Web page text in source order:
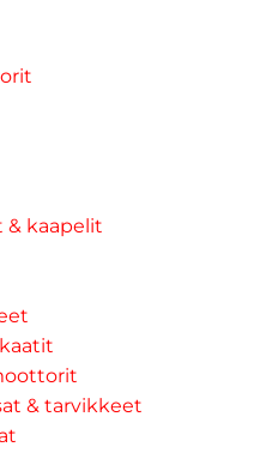
kaapelit
& tarvikkeet